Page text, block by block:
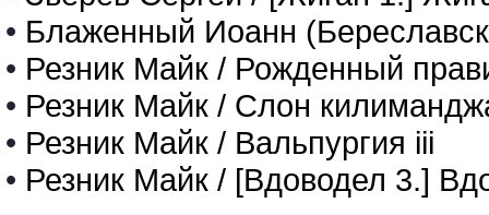
• Блаженный Иоанн
• Резник Майк / Рожденный
• Резник Майк / Слон
• Резник Майк / Вальпургия iii
• Резник Майк / [Вдоводел 3.]